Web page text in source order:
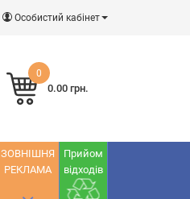
Особистий кабінет
0
0.00 грн.
ЗОВНІШНЯ
РЕКЛАМА
Прийом
відходів